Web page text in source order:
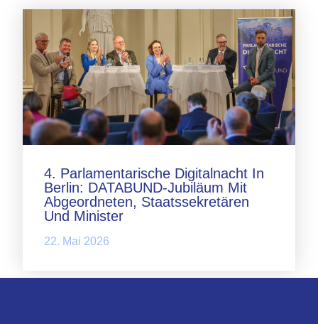
4. Parlamentarische Digitalnacht In
Berlin: DATABUND-Jubiläum Mit
Abgeordneten, Staatssekretären
Und Minister
22. Mai 2026